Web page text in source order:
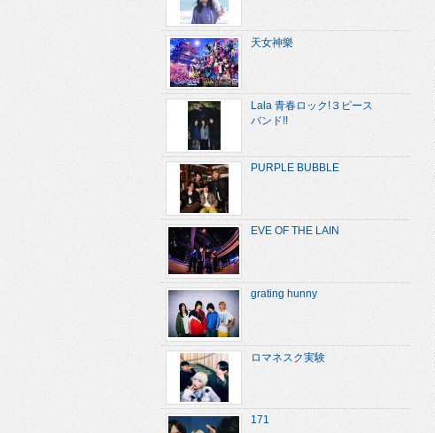
天女神樂
Lala 青春ロック!３ピース
バンド!!
PURPLE BUBBLE
EVE OF THE LAIN
grating hunny
ロマネスク実験
171